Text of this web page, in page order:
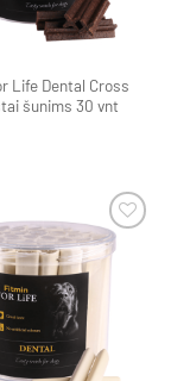
Life Dental Cross
šunims 30 vnt